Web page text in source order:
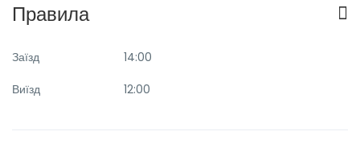
Правила
Заїзд
14:00
Виїзд
12:00